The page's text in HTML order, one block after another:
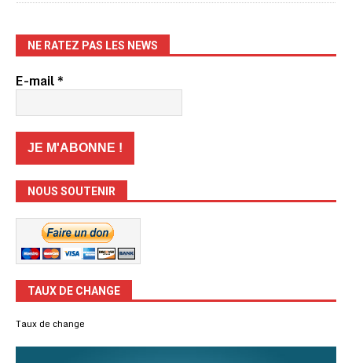
NE RATEZ PAS LES NEWS
E-mail*
NOUS SOUTENIR
TAUX DE CHANGE
Taux de change